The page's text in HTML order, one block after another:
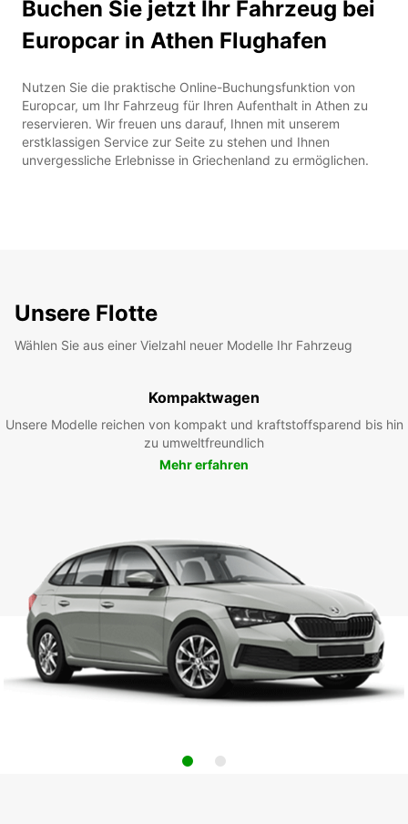
Buchen Sie jetzt Ihr Fahrzeug bei
Europcar in Athen Flughafen
Nutzen Sie die praktische Online-Buchungsfunktion von
Europcar, um Ihr Fahrzeug für Ihren Aufenthalt in Athen zu
reservieren. Wir freuen uns darauf, Ihnen mit unserem
erstklassigen Service zur Seite zu stehen und Ihnen
unvergessliche Erlebnisse in Griechenland zu ermöglichen.
Unsere Flotte
Wählen Sie aus einer Vielzahl neuer Modelle Ihr Fahrzeug
Kompaktwagen
Unsere Modelle reichen von kompakt und kraftstoffsparend bis hin
zu umweltfreundlich
Mehr erfahren